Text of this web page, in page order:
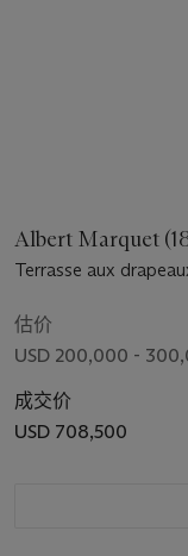
Albert Marquet
Terrasse aux
估价
USD 200,000 -
成交价
USD 708,500